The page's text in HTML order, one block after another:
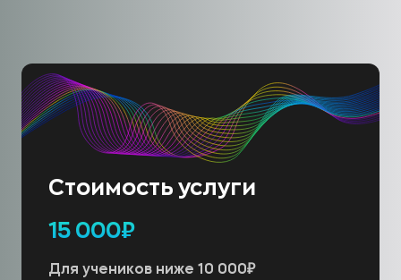
Стоимость услуги
15 000₽
Для учеников ниже 10 000₽